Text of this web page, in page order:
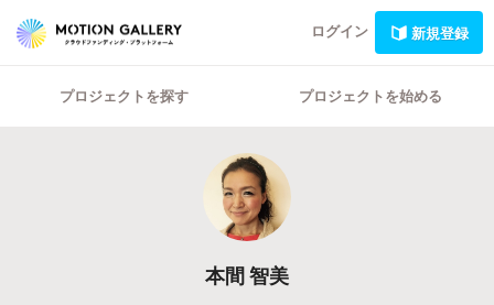
ログイン 新規登録
プロジェクトを探す プロジェクトを始める
本間 智美